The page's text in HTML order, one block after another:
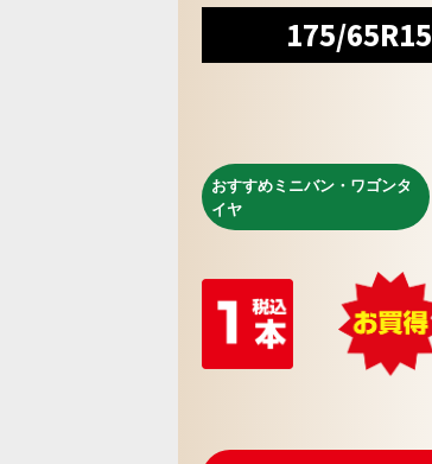
175/65R15
おすすめミニバン・ワゴンタ
イヤ